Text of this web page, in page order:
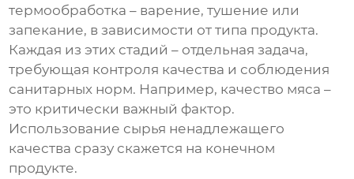
термообработка – варение, тушение или
запекание, в зависимости от типа продукта.
Каждая из этих стадий – отдельная задача,
требующая контроля качества и соблюдения
санитарных норм. Например, качество мяса –
это критически важный фактор.
Использование сырья ненадлежащего
качества сразу скажется на конечном
продукте.